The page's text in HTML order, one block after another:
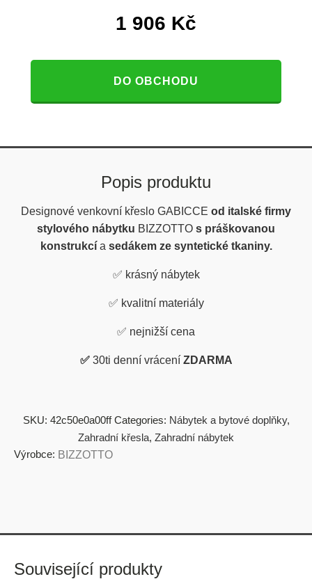
1 906 Kč
DO OBCHODU
Popis produktu
Designové venkovní křeslo GABICCE od italské firmy
stylového nábytku BIZZOTTO s práškovanou
konstrukcía sedákem ze syntetické tkaniny.
✅ krásný nábytek
✅ kvalitní materiály
✅ nejnižší cena
✅ 30ti denní vrácení ZDARMA
SKU: 42c50e0a00ff Categories: Nábytek a bytové doplňky,
Zahradní křesla, Zahradní nábytek
Výrobce: BIZZOTTO
Související produkty